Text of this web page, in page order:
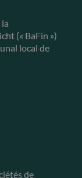
(« BaFin »)
local de
de